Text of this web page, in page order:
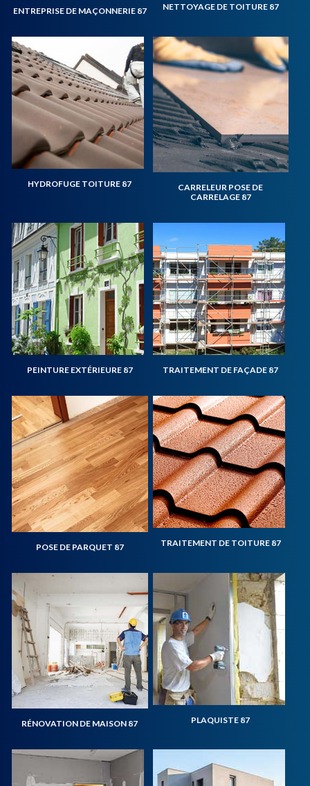
ENTREPRISE DE MAÇONNERIE 87 NETTOYAGE DE TOITURE 87
HYDROFUGE TOITURE 87
CARRELEUR POSE DE
CARRELAGE 87
PEINTURE EXTÉRIEURE 87 TRAITEMENT DE FAÇADE 87
POSE DE PARQUET 87 TRAITEMENT DE TOITURE 87
RÉNOVATION DE MAISON 87 PLAQUISTE 87